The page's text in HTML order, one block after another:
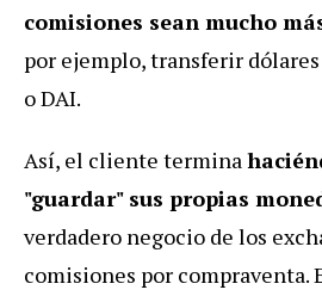
comisiones sean mucho
por ejemplo, transferir
o DAI.
Así, el cliente termina
"guardar" sus propias
verdadero negocio de los
comisiones por compraventa.